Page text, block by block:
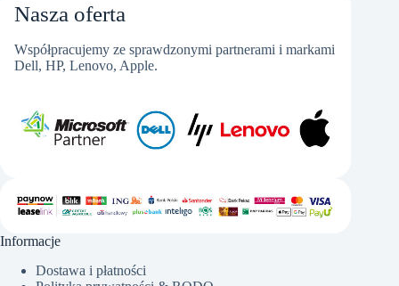
Nasza oferta
Współpracujemy ze sprawdzonymi partnerami i markami
Dell, HP, Lenovo, Apple.
Informacje
Dostawa i płatności